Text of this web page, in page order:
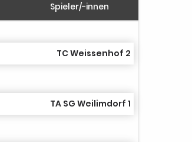
Spieler/-innen
TC Weissenhof 2
TA SG Weilimdorf 1